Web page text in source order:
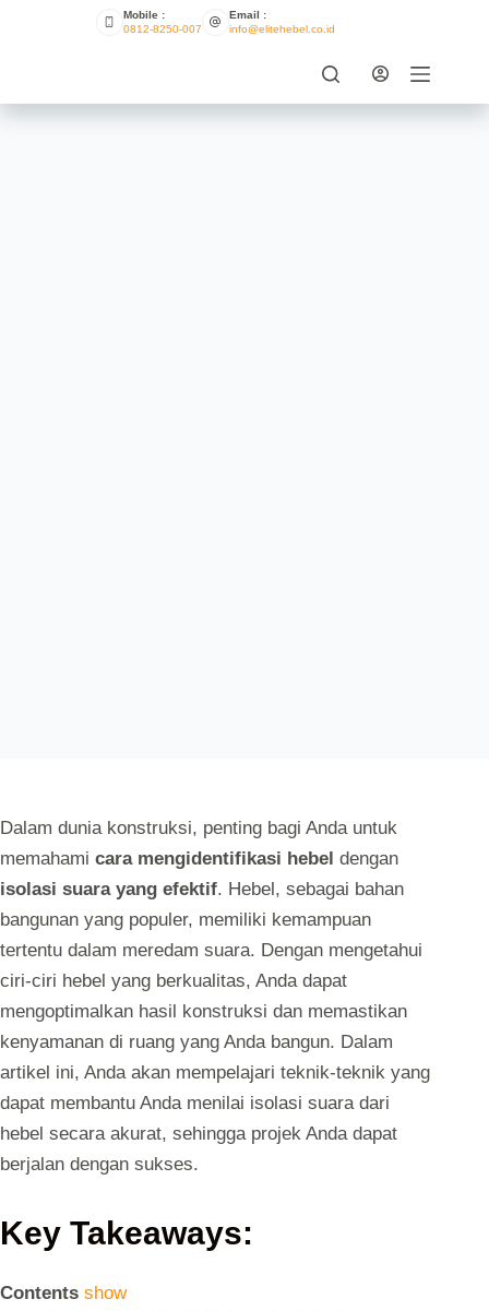
Mobile :
0812-8250-007
Email :
info@elitehebel.co.id
Dalam dunia konstruksi, penting bagi Anda untuk
memahami cara mengidentifikasi hebel dengan
isolasi suara yang efektif. Hebel, sebagai bahan
bangunan yang populer, memiliki kemampuan
tertentu dalam meredam suara. Dengan mengetahui
ciri-ciri hebel yang berkualitas, Anda dapat
mengoptimalkan hasil konstruksi dan memastikan
kenyamanan di ruang yang Anda bangun. Dalam
artikel ini, Anda akan mempelajari teknik-teknik yang
dapat membantu Anda menilai isolasi suara dari
hebel secara akurat, sehingga projek Anda dapat
berjalan dengan sukses.
Key Takeaways:
Contents show